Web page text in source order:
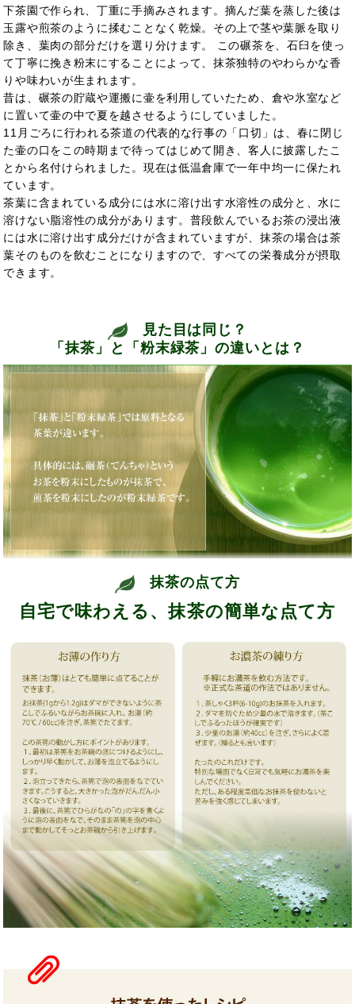
下茶園で作られ、丁重に手摘みされます。摘んだ葉を蒸した後は
玉露や煎茶のように揉むことなく乾燥。その上で茎や葉脈を取り
除き、葉肉の部分だけを選り分けます。 この碾茶を、石臼を使っ
て丁寧に挽き粉末にすることによって、抹茶独特のやわらかな香
りや味わいが生まれます。
昔は、碾茶の貯蔵や運搬に壷を利用していたため、倉や氷室など
に置いて壷の中で夏を越させるようにしていました。
11月ごろに行われる茶道の代表的な行事の「口切」は、春に閉じ
た壷の口をこの時期まで待ってはじめて開き、客人に披露したこ
とから名付けられました。現在は低温倉庫で一年中均一に保たれ
ています。
茶葉に含まれている成分には水に溶け出す水溶性の成分と、水に
溶けない脂溶性の成分があります。普段飲んでいるお茶の浸出液
には水に溶け出す成分だけが含まれていますが、抹茶の場合は茶
葉そのものを飲むことになりますので、すべての栄養成分が摂取
できます。
見た目は同じ？
「抹茶」と「粉末緑茶」の違いとは？
抹茶の点て方
自宅で味わえる、抹茶の簡単な点て方